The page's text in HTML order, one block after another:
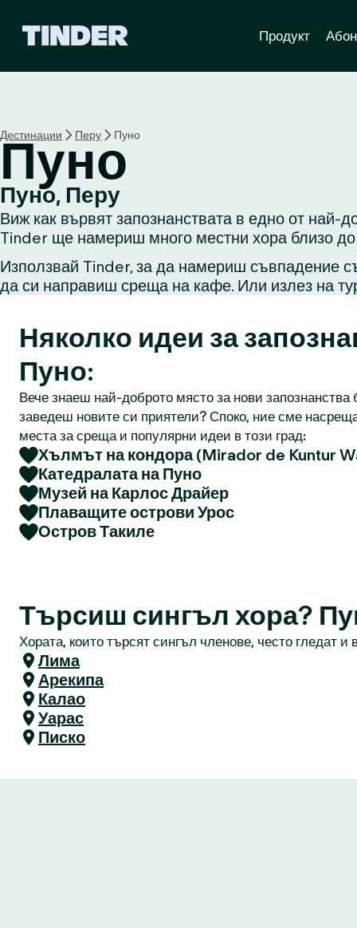
Н
о
Продукт
Дестинации Перу Пуно
Пуно
Пуно, Перу
Виж как вървят запознанствата в едно от
Tinder ще намериш много местни хора близо до
Използвай Tinder, за да намериш съвпадение
да си направиш среща на кафе. Или излез на
Няколко идеи за
Пуно:
Вече знаеш най-доброто място за нови
заведеш новите си приятели? Споко, ние сме
места за среща и популярни идеи в този град:
Хълмът на кондора (Mirador de Kuntur
Катедралата на Пуно
Музей на Карлос Драйер
Плаващите острови Урос
Остров Такиле
Търсиш сингъл хора?
Хората, които търсят сингъл членове, често гледат и
Лима
Арекипа
Калао
Уарас
Писко